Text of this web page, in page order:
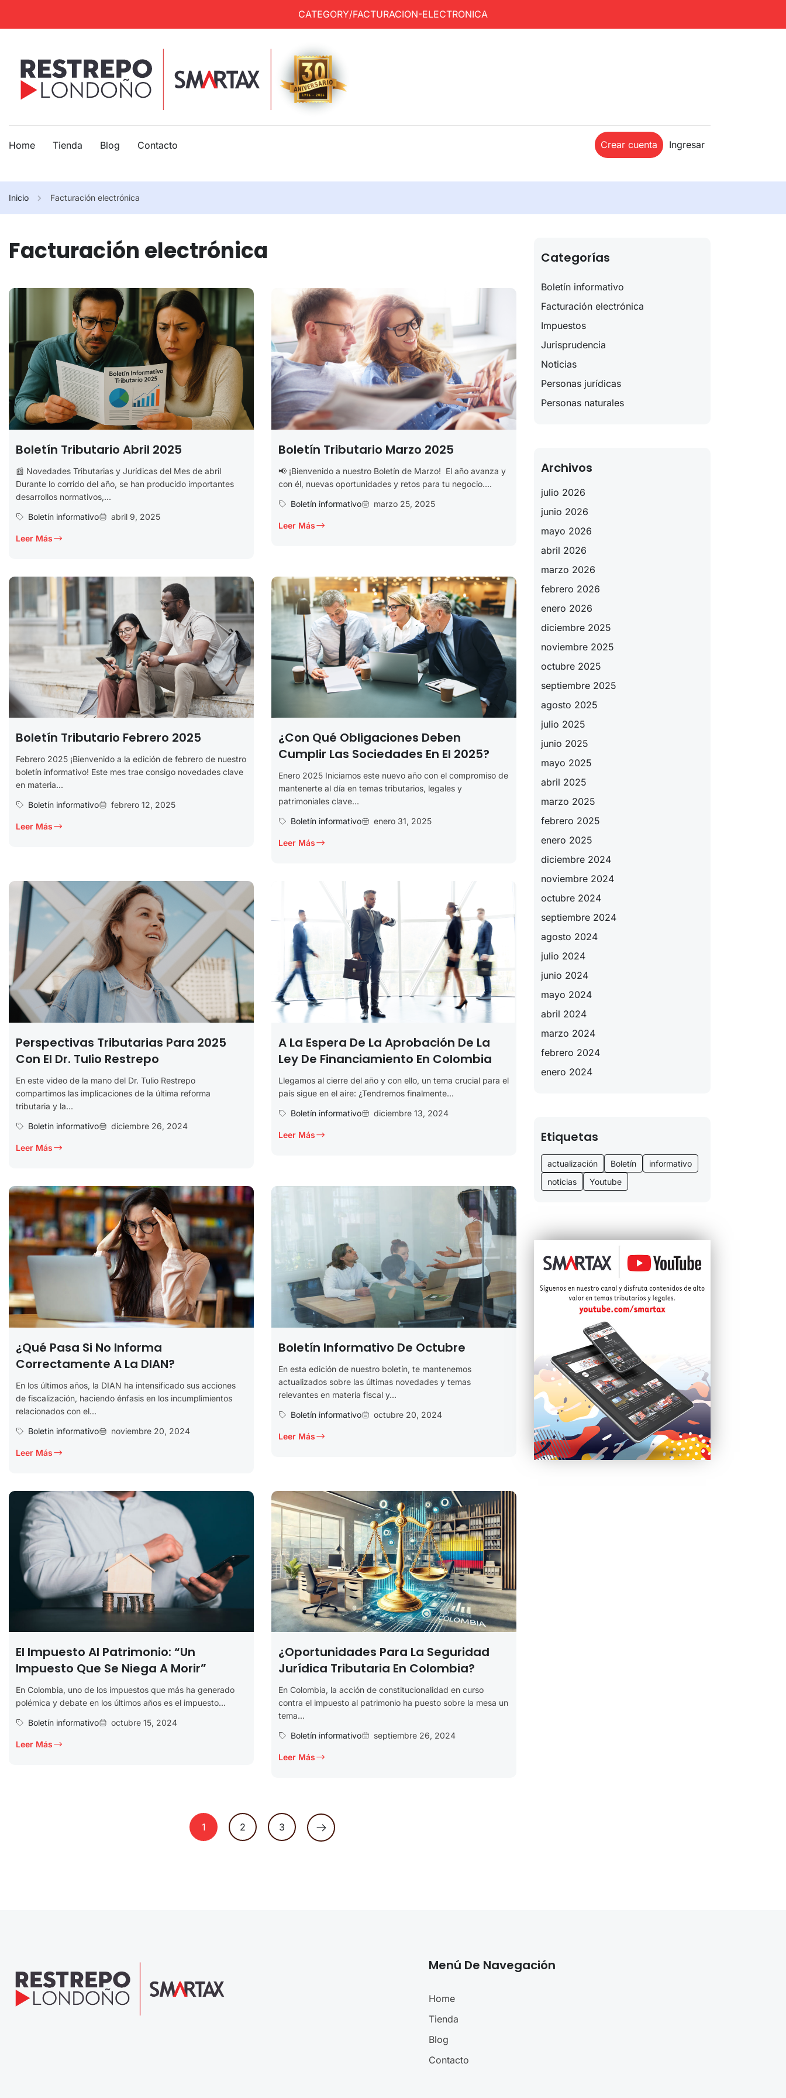
CATEGORY/FACTURACION-ELECTRONICA
Home Tienda Blog Contacto Crear cuenta Ingresar
Inicio Facturación electrónica
Facturación electrónica
Boletín Tributario Abril 2025
📰 Novedades Tributarias y Jurídicas del Mes de abril
Durante lo corrido del año, se han producido importantes
desarrollos normativos,...
Boletín informativo
abril 9, 2025
Leer Más
Boletín Tributario Marzo 2025
📢 ¡Bienvenido a nuestro Boletín de Marzo! El año avanza y
con él, nuevas oportunidades y retos para tu negocio....
Boletín informativo
marzo 25, 2025
Leer Más
Boletín Tributario Febrero 2025
Febrero 2025 ¡Bienvenido a la edición de febrero de nuestro
boletín informativo! Este mes trae consigo novedades clave
en materia...
Boletín informativo
febrero 12, 2025
Leer Más
¿Con Qué Obligaciones Deben
Cumplir Las Sociedades En El 2025?
Enero 2025 Iniciamos este nuevo año con el compromiso de
mantenerte al día en temas tributarios, legales y
patrimoniales clave...
Boletín informativo
enero 31, 2025
Leer Más
Perspectivas Tributarias Para 2025
Con El Dr. Tulio Restrepo
En este video de la mano del Dr. Tulio Restrepo
compartimos las implicaciones de la última reforma
tributaria y la...
Boletín informativo
diciembre 26, 2024
Leer Más
A La Espera De La Aprobación De La
Ley De Financiamiento En Colombia
Llegamos al cierre del año y con ello, un tema crucial para el
país sigue en el aire: ¿Tendremos finalmente...
Boletín informativo
diciembre 13, 2024
Leer Más
¿Qué Pasa Si No Informa
Correctamente A La DIAN?
En los últimos años, la DIAN ha intensificado sus acciones
de fiscalización, haciendo énfasis en los incumplimientos
relacionados con el...
Boletín informativo
noviembre 20, 2024
Leer Más
Boletín Informativo De Octubre
En esta edición de nuestro boletín, te mantenemos
actualizados sobre las últimas novedades y temas
relevantes en materia fiscal y...
Boletín informativo
octubre 20, 2024
Leer Más
El Impuesto Al Patrimonio: “Un
Impuesto Que Se Niega A Morir”
En Colombia, uno de los impuestos que más ha generado
polémica y debate en los últimos años es el impuesto...
Boletín informativo
octubre 15, 2024
Leer Más
¿Oportunidades Para La Seguridad
Jurídica Tributaria En Colombia?
En Colombia, la acción de constitucionalidad en curso
contra el impuesto al patrimonio ha puesto sobre la mesa un
tema...
Boletín informativo
septiembre 26, 2024
Leer Más
1 2 3
Categorías
Boletín informativo
Facturación electrónica
Impuestos
Jurisprudencia
Noticias
Personas jurídicas
Personas naturales
Archivos
julio 2026
junio 2026
mayo 2026
abril 2026
marzo 2026
febrero 2026
enero 2026
diciembre 2025
noviembre 2025
octubre 2025
septiembre 2025
agosto 2025
julio 2025
junio 2025
mayo 2025
abril 2025
marzo 2025
febrero 2025
enero 2025
diciembre 2024
noviembre 2024
octubre 2024
septiembre 2024
agosto 2024
julio 2024
junio 2024
mayo 2024
abril 2024
marzo 2024
febrero 2024
enero 2024
Etiquetas
actualización Boletín
informativo
noticias
Youtube
Menú De Navegación
Home
Tienda
Blog
Contacto